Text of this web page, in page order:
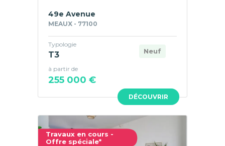
DÉCOUVRIR
49e Avenue
MEAUX - 77100
Neuf
Typologie
T3
à partir de
255 000 €
Travaux en cours -
Offre spéciale*